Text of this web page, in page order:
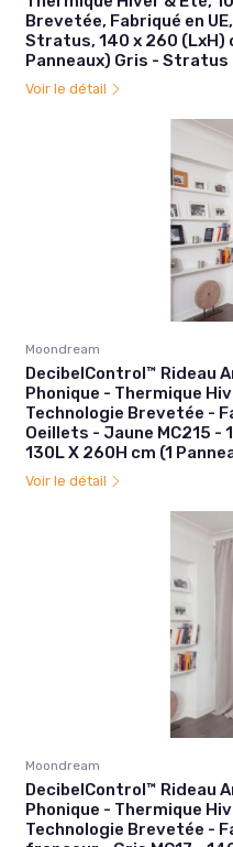
Brevetée, Fabriqué en
Stratus, 140 x 260 (LxH)
Panneaux) Gris - Stratus
Voir le détail
Moondream
DecibelControl™ Rideau
Phonique - Thermique
Technologie Brevetée -
Oeillets - Jaune MC215 -
130L X 260H cm (1
Voir le détail
Moondream
DecibelControl™ Rideau
Phonique - Thermique
Technologie Brevetée -